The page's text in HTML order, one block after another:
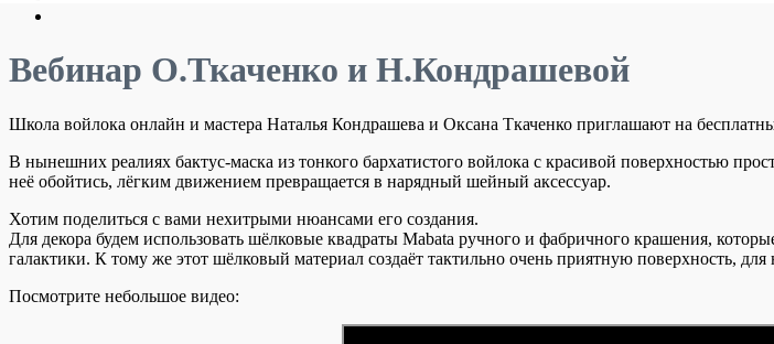
Вебинар О.Ткаченко и Н.Кондрашевой
Школа войлока онлайн и мастера Наталья Кондрашева и Оксана Ткаченко приглашают на
В нынешних реалиях бактус-маска из тонкого бархатистого войлока с красивой поверхностью
неё обойтись, лёгким движением превращается в нарядный шейный аксессуар.
Хотим поделиться с вами нехитрыми нюансами его создания.
Для декора будем использовать шёлковые квадраты Mabata ручного и фабричного крашения,
галактики. К тому же этот шёлковый материал создаёт тактильно очень приятную поверхность,
Посмотрите небольшое видео: